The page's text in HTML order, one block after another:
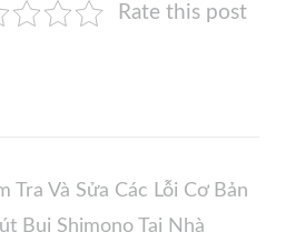
Rate this post
Tra Và Sửa Các Lỗi Cơ Bản
Bụi Shimono Tại Nhà